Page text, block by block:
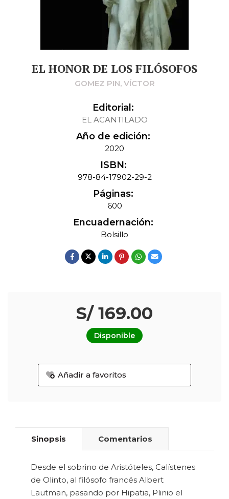
EL HONOR DE LOS FILÓSOFOS
GOMEZ PIN, VÍCTOR
Editorial:
EL ACANTILADO
Año de edición:
2020
ISBN:
978-84-17902-29-2
Páginas:
600
Encuadernación:
Bolsillo
S/ 169.00
Disponible
Añadir a favoritos
Sinopsis Comentarios
Desde el sobrino de Aristóteles, Calístenes
de Olinto, al filósofo francés Albert
Lautman, pasando por Hipatia, Plinio el